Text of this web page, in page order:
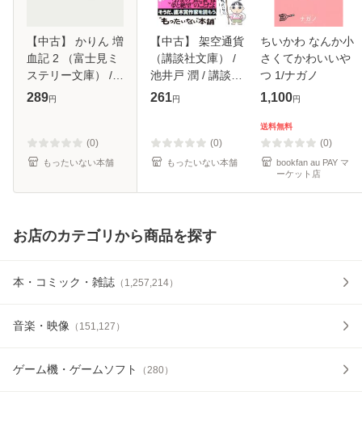
【中古】 かりん 増
血記 2 （富士見ミ
ステリー文庫） /
甲斐 透、 影崎 由
無料】
289円
(0)
もったいない本舗
【中古】 架空通貨
（講談社文庫） /
池井戸 潤 / 講談社
[文庫]【メール便送
261円
(0)
もったいない本舗
ちいかわ なんか小
さくてかわいいや
つ 1/ナガノ
1,100円
送料無料
(0)
bookfan au PAY マ
ーケット店
お店のカテゴリから商品を探す
本・コミック・雑誌 （ 1,257,214）
音楽・映像 （ 151,127 ）
ゲーム機・ゲームソフト （280）